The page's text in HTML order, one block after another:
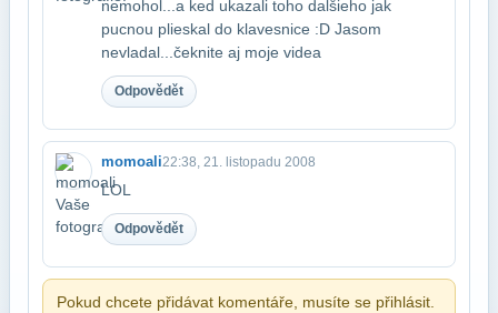
nemohol...a ked ukazali toho dalšieho jak
pucnou plieskal do klavesnice :D Ja​som
nevladal...čeknite aj moje videa
Odpovědět
momoali22:38, 21. listopadu 2008
LOL
Odpovědět
Pokud chcete přidávat komentáře, musíte se přihlásit.